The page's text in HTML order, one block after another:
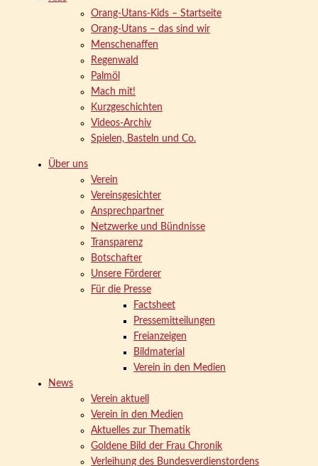
Orang-Utans-Kids – Startseite
Orang-Utans – das sind wir
Menschenaffen
Regenwald
Palmöl
Mach mit!
Kurzgeschichten
Videos-Archiv
Spielen, Basteln und Co.
Über uns
Verein
Vereinsgesichter
Ansprechpartner
Netzwerke und Bündnisse
Transparenz
Botschafter
Unsere Förderer
Für die Presse
Factsheet
Pressemitteilungen
Freianzeigen
Bildmaterial
Verein in den Medien
News
Verein aktuell
Verein in den Medien
Aktuelles zur Thematik
Goldene Bild der Frau Chronik
Verleihung des Bundesverdienstordens